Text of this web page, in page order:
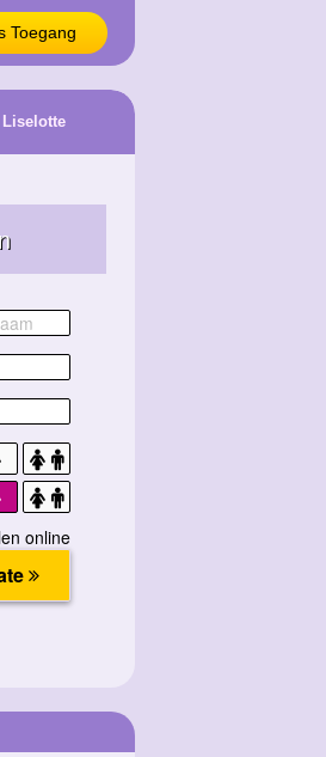
Toegang
Liselotte